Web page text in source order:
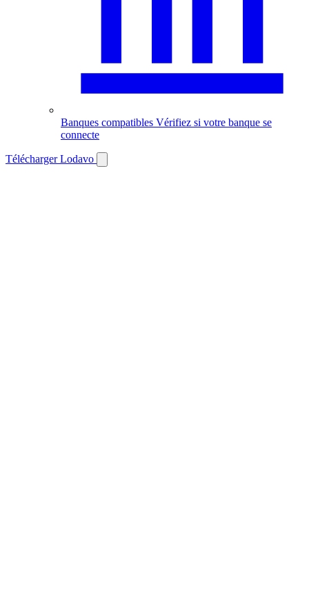
Banques compatibles Vérifiez si votre banque se
connecte
Télécharger Lodavo